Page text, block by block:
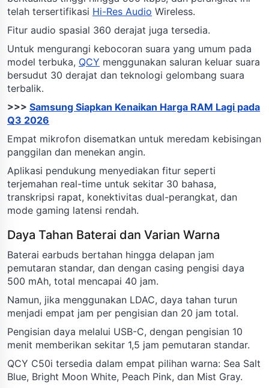
telah tersertifikasi Hi-Res Audio Wireless.
Fitur audio spasial 360 derajat juga tersedia.
Untuk mengurangi kebocoran suara yang umum pada
model terbuka, QCY menggunakan saluran keluar suara
bersudut 30 derajat dan teknologi gelombang suara
terbalik.
>>> Samsung Siapkan Kenaikan Harga RAM Lagi pada
Q3 2026
Empat mikrofon disematkan untuk meredam kebisingan
panggilan dan menekan angin.
Aplikasi pendukung menyediakan fitur seperti
terjemahan real-time untuk sekitar 30 bahasa,
transkripsi rapat, konektivitas dual-perangkat, dan
mode gaming latensi rendah.
Daya Tahan Baterai dan Varian Warna
Baterai earbuds bertahan hingga delapan jam
pemutaran standar, dan dengan casing pengisi daya
500 mAh, total mencapai 40 jam.
Namun, jika menggunakan LDAC, daya tahan turun
menjadi empat jam per pengisian dan 20 jam total.
Pengisian daya melalui USB-C, dengan pengisian 10
menit memberikan sekitar 1,5 jam pemutaran standar.
QCY C50i tersedia dalam empat pilihan warna: Sea Salt
Blue, Bright Moon White, Peach Pink, dan Mist Gray.